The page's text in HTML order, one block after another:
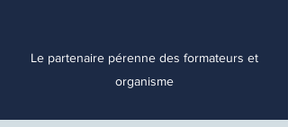
Le partenaire pérenne des formateurs et
organisme